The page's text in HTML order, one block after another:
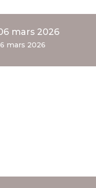
mars 2026
mars 2026